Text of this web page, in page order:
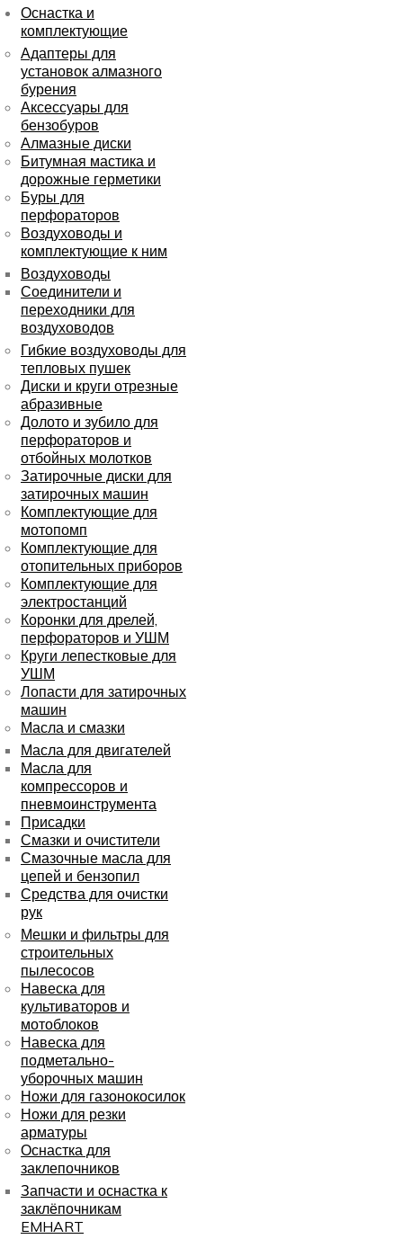
Оснастка и
комплектующие
Адаптеры для
установок алмазного
бурения
Аксессуары для
бензобуров
Алмазные диски
Битумная мастика и
дорожные герметики
Буры для
перфораторов
Воздуховоды и
комплектующие к ним
Воздуховоды
Соединители и
переходники для
воздуховодов
Гибкие воздуховоды для
тепловых пушек
Диски и круги отрезные
абразивные
Долото и зубило для
перфораторов и
отбойных молотков
Затирочные диски для
затирочных машин
Комплектующие для
мотопомп
Комплектующие для
отопительных приборов
Комплектующие для
электростанций
Коронки для дрелей,
перфораторов и УШМ
Круги лепестковые для
УШМ
Лопасти для затирочных
машин
Масла и смазки
Масла для двигателей
Масла для
компрессоров и
пневмоинструмента
Присадки
Смазки и очистители
Смазочные масла для
цепей и бензопил
Средства для очистки
рук
Мешки и фильтры для
строительных
пылесосов
Навеска для
культиваторов и
мотоблоков
Навеска для
подметально-
уборочных машин
Ножи для газонокосилок
Ножи для резки
арматуры
Оснастка для
заклепочников
Запчасти и оснастка к
заклёпочникам
EMHART